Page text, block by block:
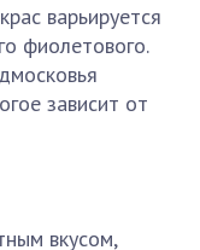
варьируется
фиолетового.
зависит от
вкусом,